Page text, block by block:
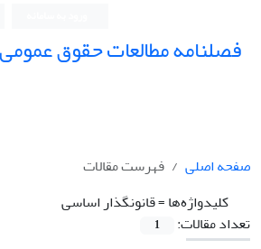
فصلنامه مطالعات حقوق
صفحه اصلی
فهرست مقالات
کلیدواژه‌ها =قانونگذار اساسی
تعداد مقالات:
1